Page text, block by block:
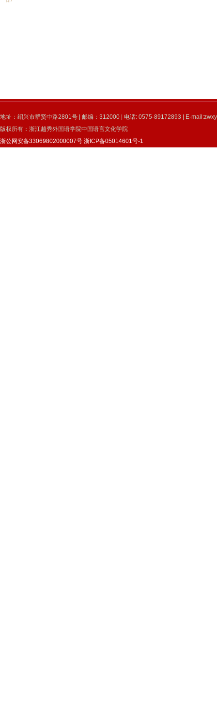
地址：绍兴市群贤中路2801号 | 邮编：312000 | 电话: 0575-89172893 | E-
版权所有：浙江越秀外国语学院中国语言文化学院
浙公网安备33069802000007号 浙ICP备05014601号-1